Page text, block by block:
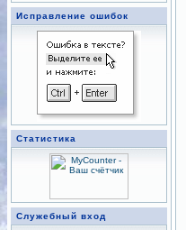
Исправление ошибок
Статистика
Служебный вход